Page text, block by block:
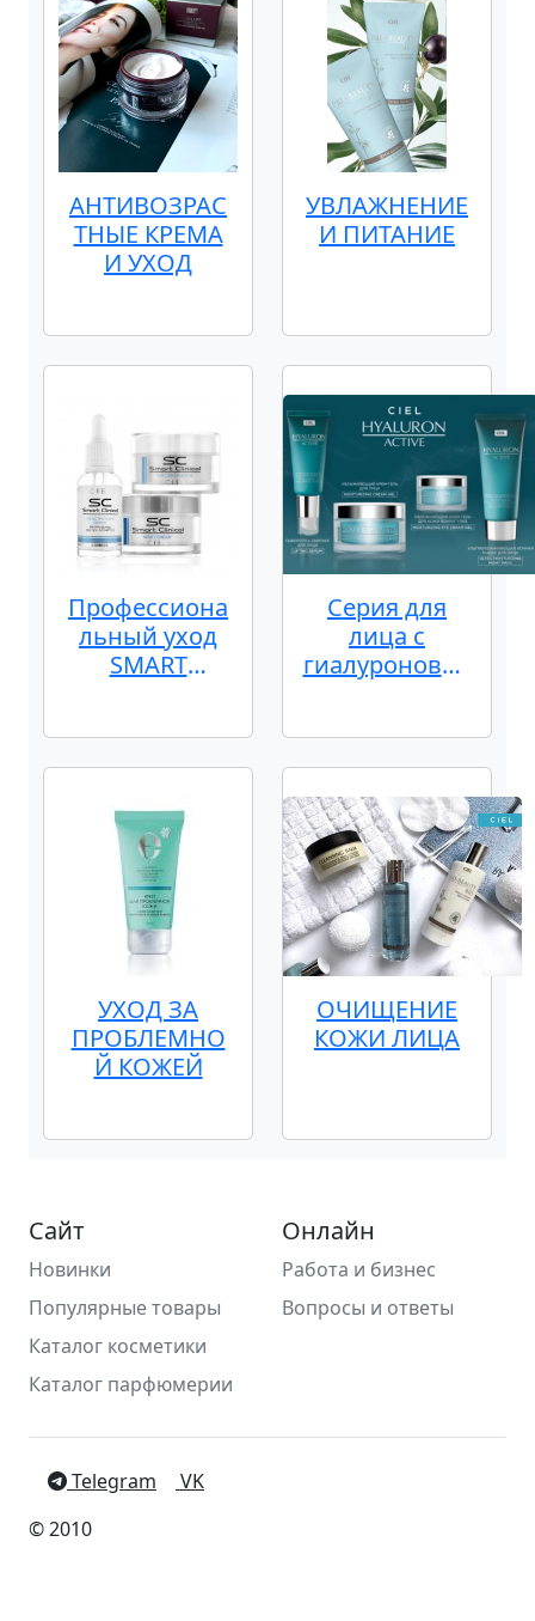
АНТИВОЗРАС
ТНЫЕ КРЕМА
И УХОД
УВЛАЖНЕНИЕ
И ПИТАНИЕ
Профессиона
льный уход
SMART
Серия для
лица с
гиалуроновой
УХОД ЗА
ПРОБЛЕМНО
Й КОЖЕЙ
ОЧИЩЕНИЕ
КОЖИ ЛИЦА
Сайт
Новинки
Популярные товары
Каталог косметики
Каталог парфюмерии
Онлайн
Работа и бизнес
Вопросы и ответы
Telegram
VK
© 2010